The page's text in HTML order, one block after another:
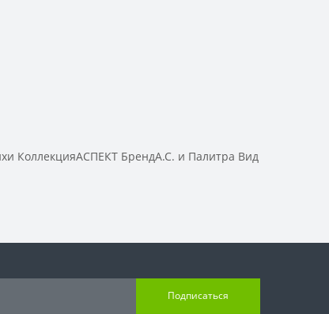
КоллекцияАСПЕКТ БрендА.С. и Палитра Вид
Подписаться